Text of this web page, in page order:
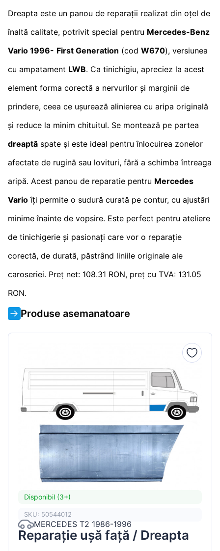
Dreapta este un panou de reparații realizat din oțel de
înaltă calitate, potrivit special pentru Mercedes-Benz
Vario 1996- First Generation (cod W670), versiunea
cu ampatament LWB. Ca tinichigiu, apreciez la acest
element forma corectă a nervurilor și marginii de
prindere, ceea ce ușurează alinierea cu aripa originală
și reduce la minim chituitul. Se montează pe partea
dreaptă spate și este ideal pentru înlocuirea zonelor
afectate de rugină sau lovituri, fără a schimba întreaga
aripă. Acest panou de reparatie pentru Mercedes
Vario îți permite o sudură curată pe contur, cu ajustări
minime înainte de vopsire. Este perfect pentru ateliere
de tinichigerie și pasionați care vor o reparație
corectă, de durată, păstrând liniile originale ale
caroseriei. Preț net: 108.31 RON, preț cu TVA: 131.05
RON.
Produse asemanatoare
Disponibil (3+)
SKU: 50544012
MERCEDES T2 1986-1996
Reparație ușă față / Dreapta